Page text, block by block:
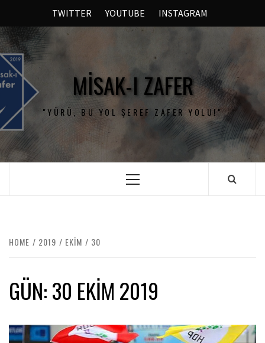
TWITTER YOUTUBE INSTAGRAM
MISAK-I ZAFER
"YÜRÜ, BU YOL ŞEREF ZAFER YOLU!"
HOME 2019 EKIM 30
GÜN:30 EKIM 2019